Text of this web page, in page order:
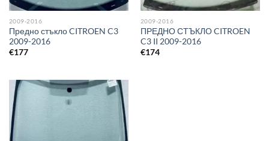
2009-2016
Предно стъкло CITROEN C3
2009-2016
€177
2009-2016
ПРЕДНО СТЪКЛО CITROEN
C3 II 2009-2016
€174